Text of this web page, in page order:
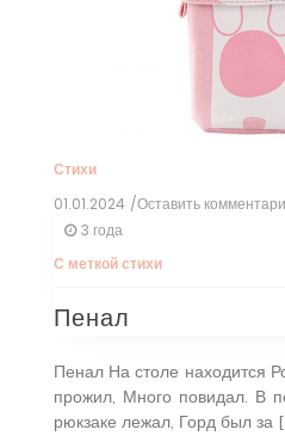
Стихи
01.01.2024 /Оставить
3 года
С меткой стихи
Пенал
Пенал На столе находится
прожил, Много повидал. В
рюкзаке лежал, Горд был за